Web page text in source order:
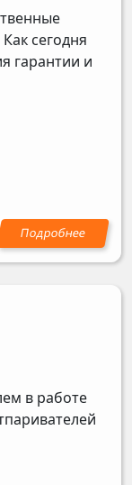
сегодня
гарантии и
в работе